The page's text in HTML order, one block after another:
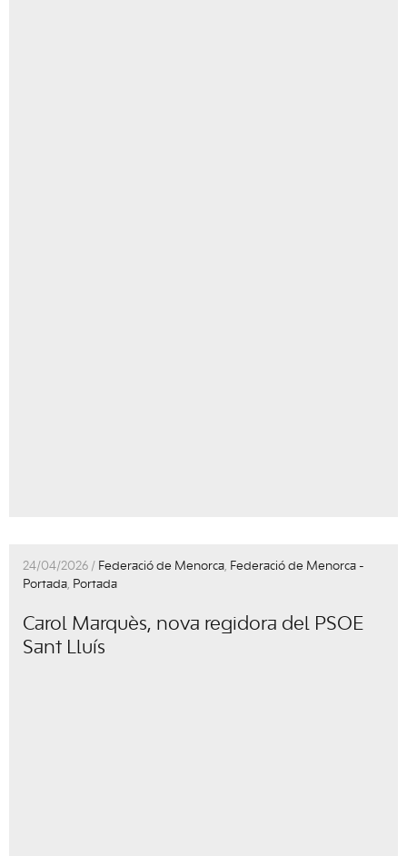
24/04/2026 / Federació de Menorca, Federació de Menorca -
Portada, Portada
Carol Marquès, nova regidora del PSOE
Sant Lluís